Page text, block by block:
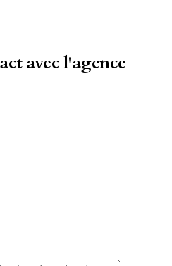
avec l'agence